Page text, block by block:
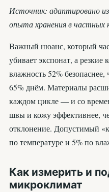
Источник: адаптировано
опыта хранения в частных
Важный нюанс, который
убивает экспонат, а резкие
влажность 52%
65% днём. Материалы
каждом цикле — и со
швы и кожу эффективнее,
отклонение. Допустимый
по температуре и 5% по
Как измерить и
микроклимат